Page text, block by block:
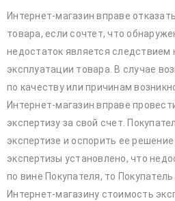
Интернет-магазин вправе
товара, если сочтет, что
недостаток является следствием
эксплуатации товара. В случае
по качеству или причинам
Интернет-магазин вправе
экспертизу за свой счет.
экспертизе и оспорить ее
экспертизы установлено, что
по вине Покупателя, то
Интернет-магазину стоимость